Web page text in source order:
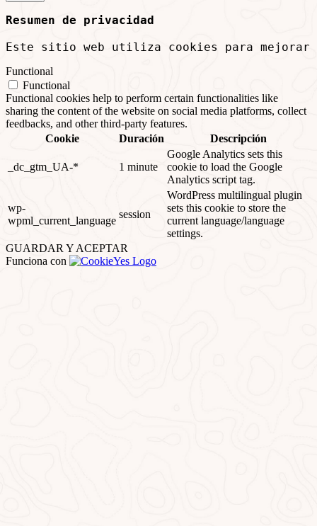
Resumen de privacidad
Este sitio web utiliza cookies para mejorar
Functional
Functional
Functional cookies help to perform certain functionalities like
sharing the content of the website on social media platforms, collect
feedbacks, and other third-party features.
Cookie
Duración Descripción
_dc_gtm_UA-* 1 minute
Google Analytics sets this
cookie to load the Google
Analytics script tag.
wp-
wpml_current_language
session
WordPress multilingual plugin
sets this cookie to store the
current language/language
settings.
GUARDAR Y ACEPTAR
Funciona con